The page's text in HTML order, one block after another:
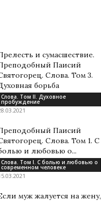
и сумасшествие.
Паисий
Слова. Том 3.
борьба
Слова. Том II. Духовное
пробуждение
Паисий
Слова. Том 1. С
и любовью о...
Слова. Том I. С болью и любовью о
современном человеке
муж жалуется на жену,